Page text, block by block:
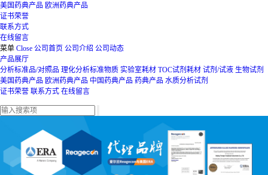
美国药典产品 欧洲药典产品
证书荣誉
联系方式
在线留言
菜单 Close 公司首页 公司介绍 公司动态
产品展厅
分析标准品/对照品 理化分析标准物质 实验室耗材 TOC试剂耗材 试剂/试液 生物试剂
美国药典产品 欧洲药典产品 中国药典产品 药典产品 水质分析试剂
证书荣誉 联系方式 在线留言